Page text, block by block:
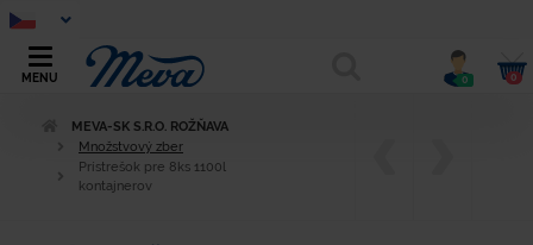
MENU 0 0
MEVA-SK S.R.O. ROŽŇAVA
Množstvový zber
Prístrešok pre 8ks 1100l
kontajnerov